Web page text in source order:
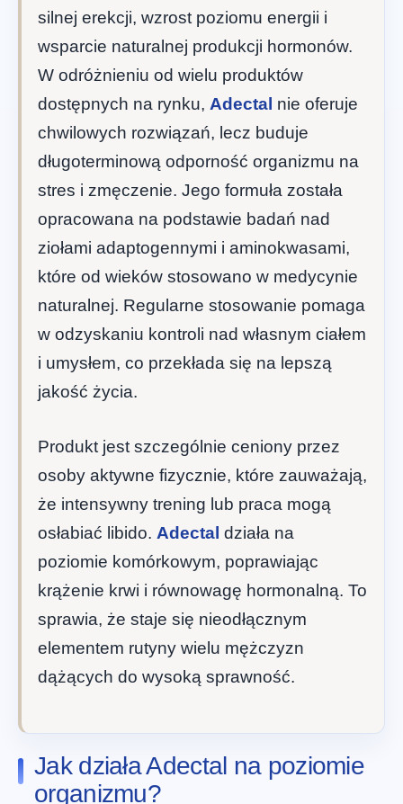
silnej erekcji, wzrost poziomu energii i
wsparcie naturalnej produkcji hormonów.
W odróżnieniu od wielu produktów
dostępnych na rynku, Adectal nie oferuje
chwilowych rozwiązań, lecz buduje
długoterminową odporność organizmu na
stres i zmęczenie. Jego formuła została
opracowana na podstawie badań nad
ziołami adaptogennymi i aminokwasami,
które od wieków stosowano w medycynie
naturalnej. Regularne stosowanie pomaga
w odzyskaniu kontroli nad własnym ciałem
i umysłem, co przekłada się na lepszą
jakość życia.
Produkt jest szczególnie ceniony przez
osoby aktywne fizycznie, które zauważają,
że intensywny trening lub praca mogą
osłabiać libido. Adectal działa na
poziomie komórkowym, poprawiając
krążenie krwi i równowagę hormonalną. To
sprawia, że staje się nieodłącznym
elementem rutyny wielu mężczyzn
dążących do wysoką sprawność.
Jak działa Adectal na poziomie
organizmu?